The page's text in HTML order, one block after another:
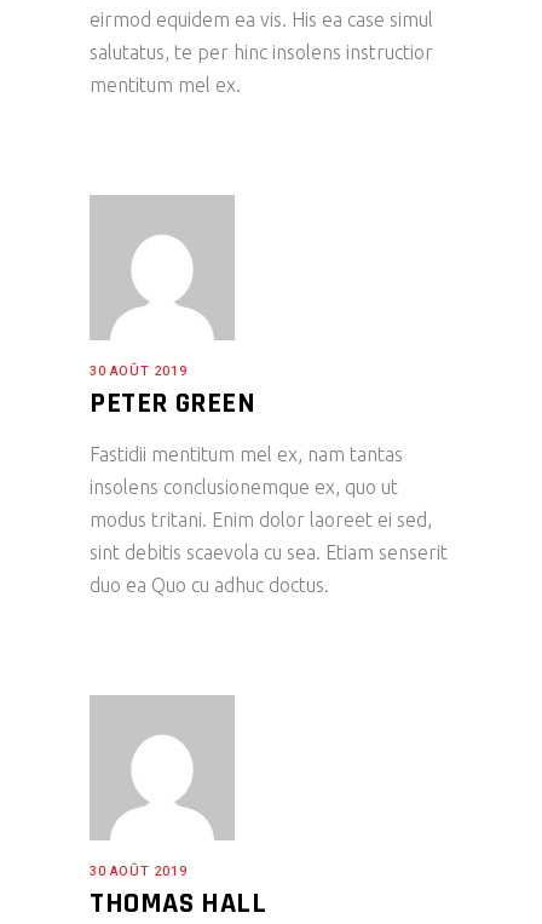
eirmod equidem ea vis. His ea case simul
salutatus, te per hinc insolens instructior
mentitum mel ex.
30 AOÛT 2019
PETER GREEN
Fastidii mentitum mel ex, nam tantas
insolens conclusionemque ex, quo ut
modus tritani. Enim dolor laoreet ei sed,
sint debitis scaevola cu sea. Etiam senserit
duo ea Quo cu adhuc doctus.
30 AOÛT 2019
THOMAS HALL